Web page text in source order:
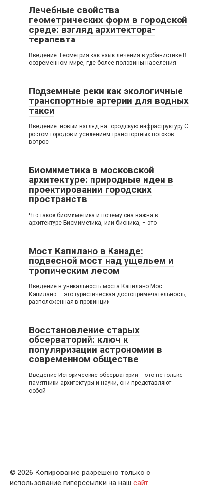
Лечебные свойства
геометрических форм в городской
среде: взгляд архитектора-
терапевта
Введение: Геометрия как язык лечения в урбанистике В
современном мире, где более половины населения
Подземные реки как экологичные
транспортные артерии для водных
такси
Введение: новый взгляд на городскую инфраструктуру С
ростом городов и усилением транспортных потоков
вопрос
Биомиметика в московской
архитектуре: природные идеи в
проектировании городских
пространств
Что такое биомиметика и почему она важна в
архитектуре Биомиметика, или бионика, – это
Мост Капилано в Канаде:
подвесной мост над ущельем и
тропическим лесом
Введение в уникальность моста Капилано Мост
Капилано — это туристическая достопримечательность,
расположенная в провинции
Восстановление старых
обсерваторий: ключ к
популяризации астрономии в
современном обществе
Введение Исторические обсерватории – это не только
памятники архитектуры и науки, они представляют
собой
© 2026 Копирование разрешено только с
использование гиперссылки на наш сайт